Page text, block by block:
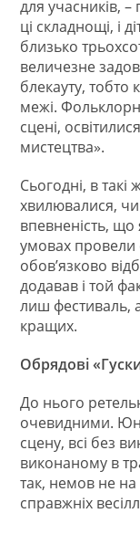
для учасників,
ці складнощі, і
близько
величезне
блекауту, тобто
межі.
сцені,
мистецтва».
Сьогодні, в такі
хвилювалися, чи
впевненість,
умовах провели
обов’язково
додавав і той
лиш фестиваль,
кращих.
Обрядові
До нього
очевидними.
сцену, всі без
виконаному в
так, немов не на
справжніх